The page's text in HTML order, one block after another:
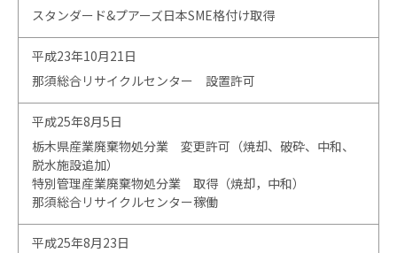
スタンダード&プアーズ日本SME格付け取得
平成23年10月21日
那須総合リサイクルセンター 設置許可
平成25年8月5日
栃木県産業廃棄物処分業 変更許可（焼却、破砕、中和、
脱水施設追加）
特別管理産業廃棄物処分業 取得（焼却，中和）
那須総合リサイクルセンター稼働
平成25年8月23日